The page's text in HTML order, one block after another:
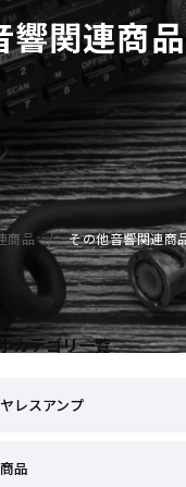
響関連商品
商品 その他音響関連商
カテゴリ一覧
レスアンプ
品